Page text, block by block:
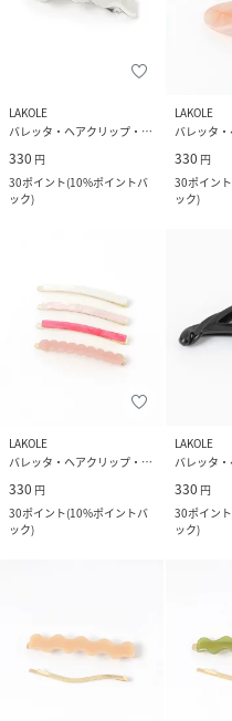
LAKOLE
バレッタ・ヘアクリップ・ヘアピン
330 円
30ポイント(10%ポイントバ
ック)
LAKOLE
330 円
30ポイント
ック)
LAKOLE
バレッタ・ヘアクリップ・ヘアピン
330 円
30ポイント(10%ポイントバ
ック)
LAKOLE
330 円
30ポイント
ック)